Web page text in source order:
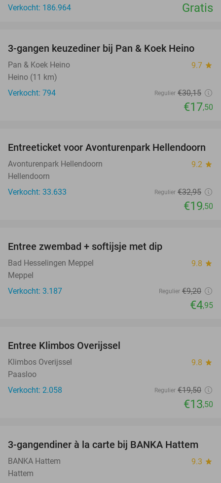
Verkocht: 186.964
Gratis
42%
3-gangen keuzediner bij Pan & Koek Heino
Pan & Koek Heino 9.7 star
Heino (11 km)
Verkocht: 794
Regulier €30,15
€17,50
41%
Entreeticket voor Avonturenpark Hellendoorn
Avonturenpark Hellendoorn 9.2 star
Hellendoorn
Verkocht: 33.633
Regulier €32,95
€19,50
Entree zwembad + softijsje met dip
Bad Hesselingen Meppel 9.8 star
Meppel
Verkocht: 3.187
Regulier €9,20
€4,95
Entree Klimbos Overijssel
Klimbos Overijssel 9.8 star
Paasloo
Verkocht: 2.058
Regulier €19,50
€13,50
52%
3-gangendiner à la carte bij BANKA Hattem
BANKA Hattem 9.3 star
Hattem